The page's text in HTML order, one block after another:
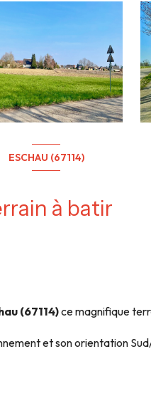
ESCHAU (67114)
à batir
(67114)ce magnifique
et son orientation